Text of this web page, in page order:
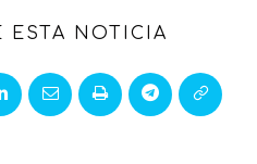
ESTA NOTICIA